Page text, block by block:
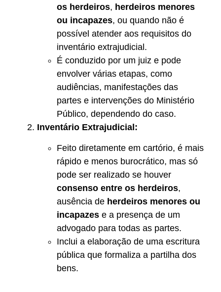
os herdeiros, herdeiros menores
ou incapazes, ou quando não é
possível atender aos requisitos do
inventário extrajudicial.
É conduzido por um juiz e pode
envolver várias etapas, como
audiências, manifestações das
partes e intervenções do Ministério
Público, dependendo do caso.
Inventário Extrajudicial:
Feito diretamente em cartório, é mais
rápido e menos burocrático, mas só
pode ser realizado se houver
consenso entre os herdeiros,
ausência de herdeiros menores ou
incapazes e a presença de um
advogado para todas as partes.
Inclui a elaboração de uma escritura
pública que formaliza a partilha dos
bens.